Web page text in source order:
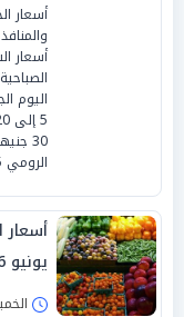
أسعار
أسعار
الرومي 12.5جنيه، والخيار والكوسة 10 إلي 16 جنيها وا
يونيو 2026
الخميس 18/